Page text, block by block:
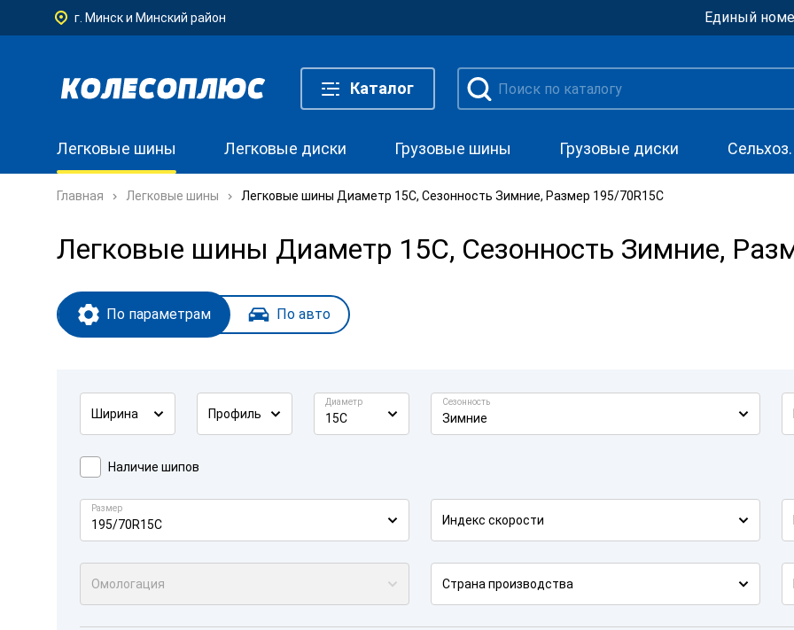
г. Минск и Минский район Единый
Каталог
Легковые шины Легковые диски Грузовые шины Грузовые диски
Главная Легковые шины Легковые шины Диаметр 15C, Сезонность Зимние, Размер 195/70R15C
Легковые шины Диаметр 15C, Сезонность Зимние,
По параметрам По авто
Ширина Профиль
Диаметр
15C
Сезонность
Зимние
Наличие шипов
Размер
195/70R15C Индекс скорости
Омологация Страна производства